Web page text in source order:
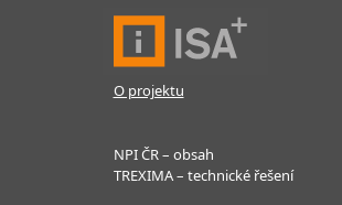
O projektu
NPI ČR – obsah
TREXIMA – technické řešení